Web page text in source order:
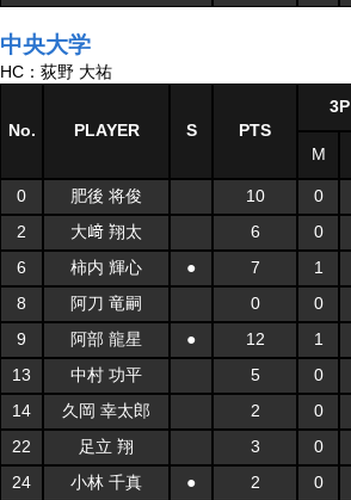
中央大学
HC：荻野 大祐
No. PLAYER S PTS
3P
M
0 肥後 将俊 10 0
2
大﨑 翔太 6 0
6
柿内 輝心 ● 7 1
8
阿刀 竜嗣 0 0
9
阿部 龍星 ● 12 1
13
中村 功平 5 0
14
久岡 幸太郎 2 0
22
足立 翔 3 0
24
小林 千真 ● 2 0